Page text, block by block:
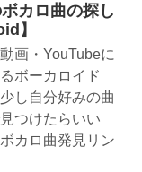
カロ曲の探し
】
画・YouTubeに
ボーカロイド
し自分好みの曲
つけたらいい
カロ曲発見リン